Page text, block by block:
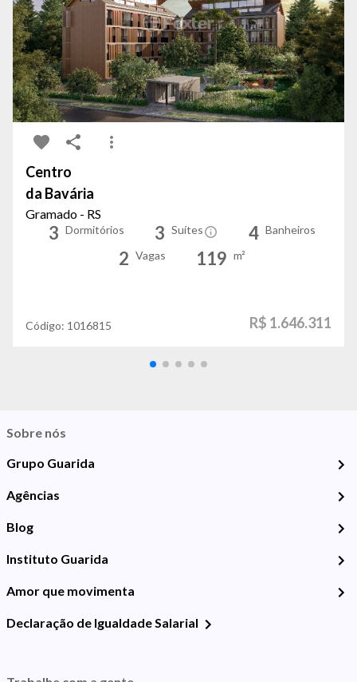
Centro
da Bavária
Gramado - RS
3 Dormitórios 3 Suítes 4 Banheiros
2 Vagas 119 m²
Código: 1016815 R$ 1.646.311
Sobre nós
Grupo Guarida
Agências
Blog
Instituto Guarida
Amor que movimenta
Declaração de Igualdade Salarial